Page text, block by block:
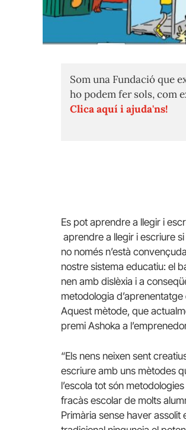
Som una Fundació que
ho podem fer sols, com
Clica aquí i ajuda'ns!
Es pot aprendre a llegir i
aprendre a llegir i escriure si
no només n’està
nostre sistema educatiu: el
nen amb dislèxia i a
metodologia
Aquest mètode, que
premi Ashoka a
“Els nens neixen sent
escriure amb uns mètodes
l’escola tot són
fracàs escolar de molts
Primària sense haver